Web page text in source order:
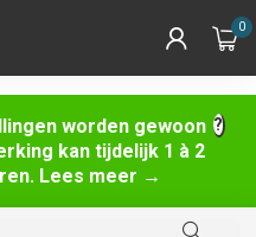
worden gewoon
kan tijdelijk 1 à 2
Lees meer →
0